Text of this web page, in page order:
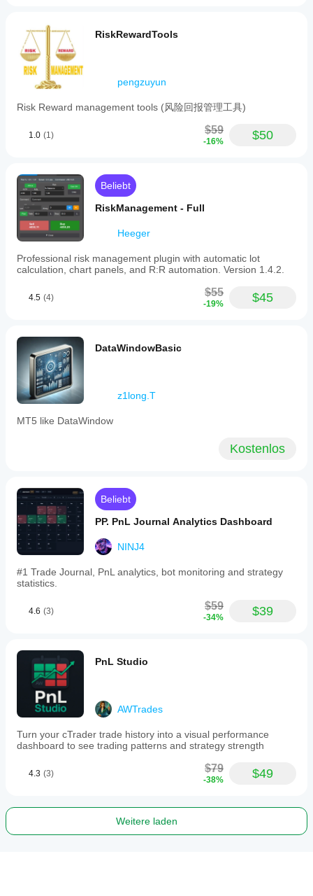
RiskRewardTools
pengzuyun
Risk Reward management tools (风险回报管理工具)
1.0 (1) $59
-16% $50
Beliebt
RiskManagement - Full
Heeger
Professional risk management plugin with automatic lot
calculation, chart panels, and R:R automation. Version 1.4.2.
4.5 (4) $55
-19% $45
DataWindowBasic
z1long.T
MT5 like DataWindow
Kostenlos
Beliebt
PP. PnL Journal Analytics Dashboard
NINJ4
#1 Trade Journal, PnL analytics, bot monitoring and strategy
statistics.
4.6 (3) $59
-34% $39
PnL Studio
AWTrades
Turn your cTrader trade history into a visual performance
dashboard to see trading patterns and strategy strength
4.3 (3) $79
-38% $49
Weitere laden